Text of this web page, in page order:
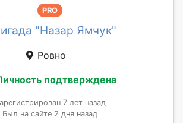
PRO
"Назар Ямчук"
Ровно
подтверждена
7 лет назад
Был на сайте 2 дня назад